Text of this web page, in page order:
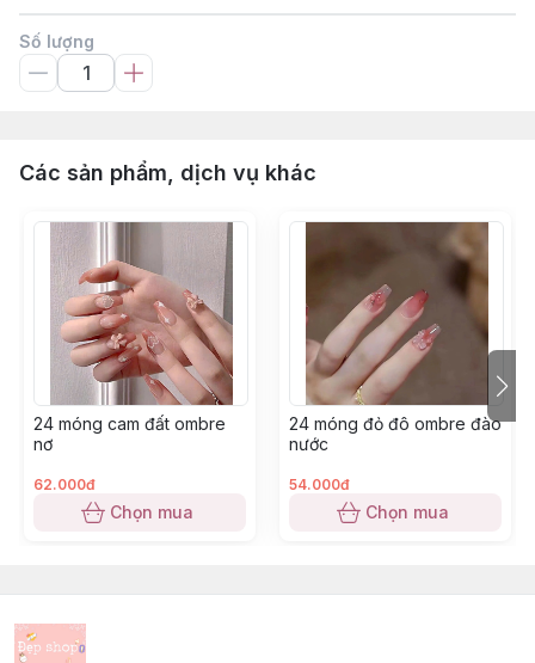
Số lượng
Các sản phẩm, dịch vụ khác
24 móng cam đất ombre
nơ
62.000đ
Chọn mua
24 móng đỏ đô ombre đào
nước
54.000đ
Chọn mua